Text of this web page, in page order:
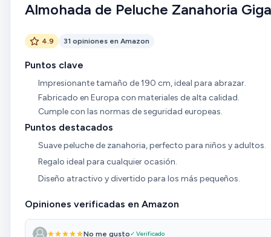
Almohada de Peluche Zanahoria
4.9 31 opiniones en Amazon
Puntos clave
Impresionante tamaño de 190 cm, ideal para abrazar.
Fabricado en Europa con materiales de alta calidad.
Cumple con las normas de seguridad europeas.
Puntos destacados
Suave peluche de zanahoria, perfecto para niños y adultos.
Regalo ideal para cualquier ocasión.
Diseño atractivo y divertido para los más pequeños.
Opiniones verificadas en Amazon
No me gusto✓ Verificado